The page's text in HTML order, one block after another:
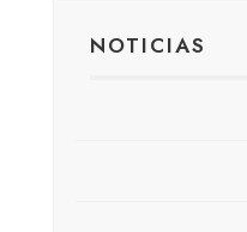
NOTICIAS